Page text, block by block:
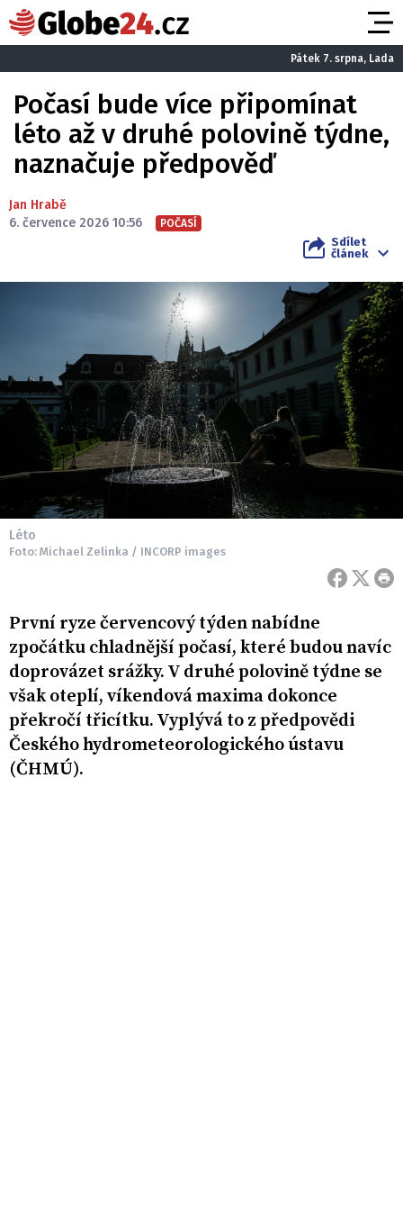
Pátek 7. srpna, Lada
Počasí bude více připomínat
léto až v druhé polovině týdne,
naznačuje předpověď
Jan Hrabě
6. července 2026 10:56
POČASÍ
Sdílet
článek
Léto
Foto: Michael Zelinka / INCORP images
První ryze červencový týden nabídne
zpočátku chladnější počasí, které budou navíc
doprovázet srážky. V druhé polovině týdne se
však oteplí, víkendová maxima dokonce
překročí třicítku. Vyplývá to z předpovědi
Českého hydrometeorologického ústavu
(ČHMÚ).